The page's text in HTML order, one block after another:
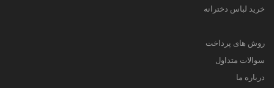
خرید لباس دخترانه
روش های پرداخت
سوالات متداول
درباره ما